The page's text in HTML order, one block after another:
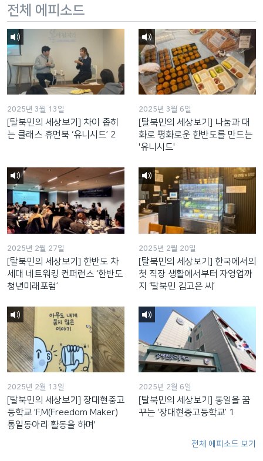
전체 에피소드
2025년 3월 13일
[탈북민의 세상보기] 차이 좁히
는 클래스 휴먼북 ‘유니시드’ 2
2025년 3월 6일
[탈북민의 세상보기] 나눔과 대
화로 평화로운 한반도를 만드는
'유니시드'
2025년 2월 27일
[탈북민의 세상보기] 한반도 차
세대 네트워킹 컨퍼런스 ‘한반도
청년미래포럼’
2025년 2월 20일
[탈북민의 세상보기] 한국에서의
첫 직장 생활에서부터 자영업까
지 ‘탈북민 김고은 씨’
2025년 2월 13일
[탈북민의 세상보기] 장대현중고
등학교 'F.M(Freedom Maker)
통일동아리 활동을 하며'
2025년 2월 6일
[탈북민의 세상보기] 통일을 꿈
꾸는 ‘장대현중고등학교’ 1
전체 에피소드 보기